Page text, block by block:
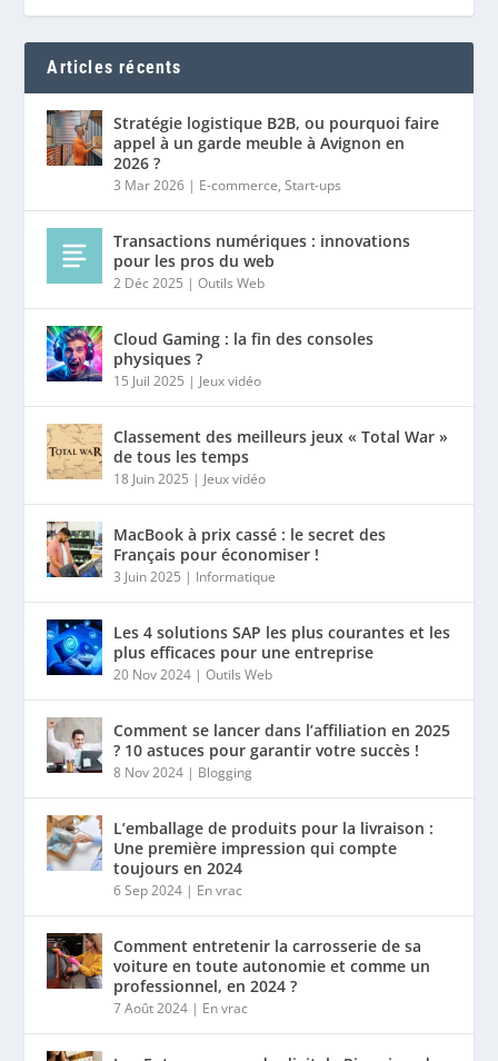
Articles récents
Stratégie logistique B2B, ou pourquoi faire
appel à un garde meuble à Avignon en
2026 ?
3 Mar 2026 | E-commerce,Start-ups
Transactions numériques : innovations
pour les pros du web
2 Déc 2025 |Outils Web
Cloud Gaming : la fin des consoles
physiques ?
15 Juil 2025 | Jeux vidéo
Classement des meilleurs jeux « Total War »
de tous les temps
18 Juin 2025 | Jeux vidéo
MacBook à prix cassé : le secret des
Français pour économiser !
3 Juin 2025 | Informatique
Les 4 solutions SAP les plus courantes et les
plus efficaces pour une entreprise
20 Nov 2024 |Outils Web
Comment se lancer dans l’affiliation en 2025
? 10 astuces pour garantir votre succès !
8 Nov 2024 | Blogging
L’emballage de produits pour la livraison :
Une première impression qui compte
toujours en 2024
6 Sep 2024 | En vrac
Comment entretenir la carrosserie de sa
voiture en toute autonomie et comme un
professionnel, en 2024 ?
7 Août 2024 | En vrac